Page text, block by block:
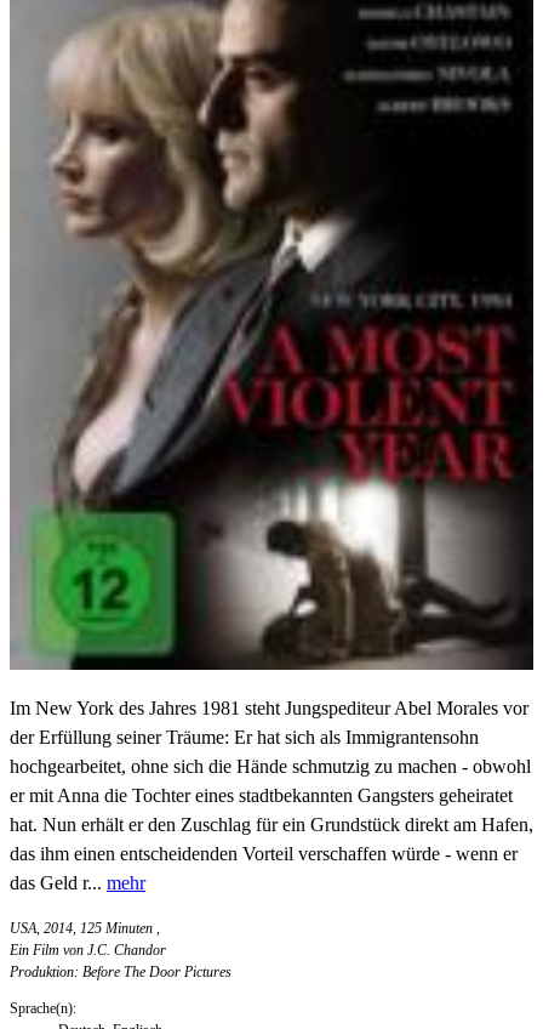
Im New York des Jahres 1981 steht Jungspediteur Abel Morales vor
der Erfüllung seiner Träume: Er hat sich als Immigrantensohn
hochgearbeitet, ohne sich die Hände schmutzig zu machen - obwohl
er mit Anna die Tochter eines stadtbekannten Gangsters geheiratet
hat. Nun erhält er den Zuschlag für ein Grundstück direkt am Hafen,
das ihm einen entscheidenden Vorteil verschaffen würde - wenn er
das Geld r... mehr
USA, 2014, 125 Minuten ,
Ein Film von J.C. Chandor
Produktion: Before The Door Pictures
Sprache(n):